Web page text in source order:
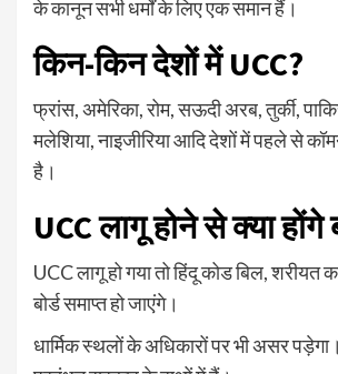
के कानून सभी धर्मों के लिए एक समान हैं।
किन-किन देशों में UCC?
फ्रांस, अमेरिका, रोम, सऊदी अरब, तुर्की,
मलेशिया, नाइजीरिया आदि देशों में पहले से
है।
UCC लागू होने से क्या होंगे
UCC लागू हो गया तो हिंदू कोड बिल, शरीयत
बोर्ड समाप्त हो जाएंगे।
धार्मिक स्थलों के अधिकारों पर भी असर